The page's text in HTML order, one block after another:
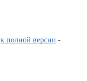
к полной версии -